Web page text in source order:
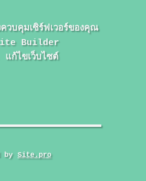
ควบคุมเซิร์ฟเวอร์ของคุณ
Builder
แก้ไขเว็บไซต์
by Site.pro